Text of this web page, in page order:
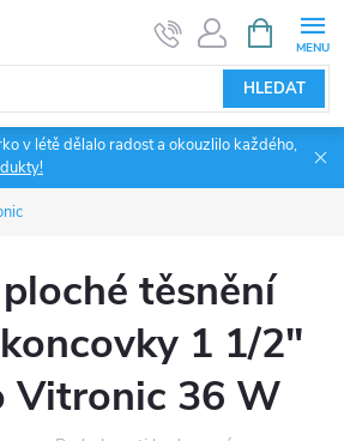
HLEDAT
NÁKUPNÍ
KOŠÍK
v létě dělalo radost a okouzlilo každého,
těsnění
1 1/2"
Vitronic 36 W